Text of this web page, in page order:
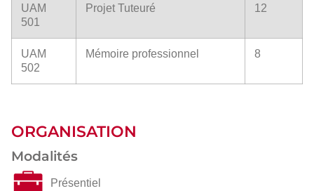
UAM
501
Projet Tuteuré 12
UAM
502
Mémoire professionnel 8
ORGANISATION
Modalités
Présentiel